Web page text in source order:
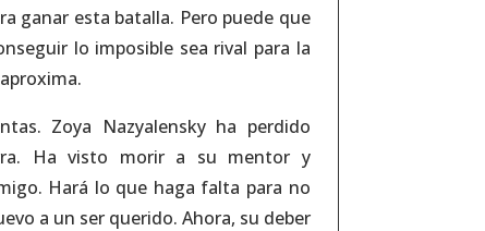
ganar esta batalla. Pero puede que
lo imposible sea rival para la
Zoya Nazyalensky ha perdido
Ha visto morir a su mentor y
Hará lo que haga falta para no
a un ser querido. Ahora, su deber